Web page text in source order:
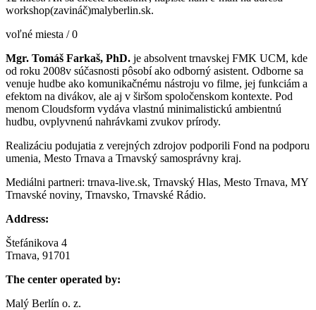
workshop(zavináč)malyberlin.sk.
voľné miesta / 0
Mgr. Tomáš Farkaš, PhD. je absolvent trnavskej FMK UCM, kde
od roku 2008v súčasnosti pôsobí ako odborný asistent. Odborne sa
venuje hudbe ako komunikačnému nástroju vo filme, jej funkciám a
efektom na divákov, ale aj v širšom spoločenskom kontexte. Pod
menom Cloudsform vydáva vlastnú minimalistickú ambientnú
hudbu, ovplyvnenú nahrávkami zvukov prírody.
Realizáciu podujatia z verejných zdrojov podporili Fond na podporu
umenia, Mesto Trnava a Trnavský samosprávny kraj.
Mediálni partneri: trnava-live.sk, Trnavský Hlas, Mesto Trnava, MY
Trnavské noviny, Trnavsko, Trnavské Rádio.
Address:
Štefánikova 4
Trnava, 91701
The center operated by:
Malý Berlín o. z.